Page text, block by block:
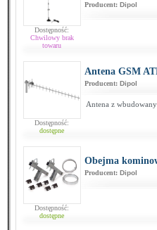
Dostępność:
Chwilowy brak
towaru
Producent: Dipol
Dostępność:
dostępne
Antena GSM
Producent: Dipol
Antena z
Dostępność:
dostępne
Obejma
Producent: Dipol